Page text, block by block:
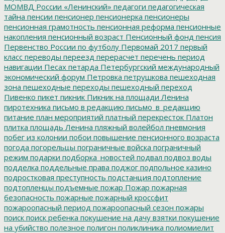
МОМВД России «Ленинский» педагоги педагогическая
тайна пенсии пенсионер пенсионерка пенсионеры
пенсионная грамотность пенсионная реформа пенсионные
накопления пенсионный возраст Пенсионный фонд пенсия
Первенство России по футболу Первомай 2017 первый
класс переводы переезд перерасчет перечень период
навигации Песах петарда Петербургский международный
экономический форум Петровка петрушкова пешеходная
зона пешеходные переходы пешеходный переход
Пивенко пикет пикник Пикник на площади Ленина
пиротехника письмо в редакцию письмо_в_редакцию
питание план мероприятий платный перекресток Платон
плитка площадь Ленина пляжный волейбол пневмония
побег из колонии побои повышение пенсионного возраста
погода погорельцы пограничные войска пограничный
режим подарки подборка_новостей подвал подвоз воды
подделка поддельные права поджог подпольное казино
подростковая преступность подстанция подтопление
подтопленцы подъемные пожар Пожар пожарная
безопасность пожарные пожарный кроссфит
пожароопасный период пожароопасный сезон пожары
поиск поиск ребенка покушение на дачу взятки покушение
на убийство полезное полигон поликлиника полиомиелит